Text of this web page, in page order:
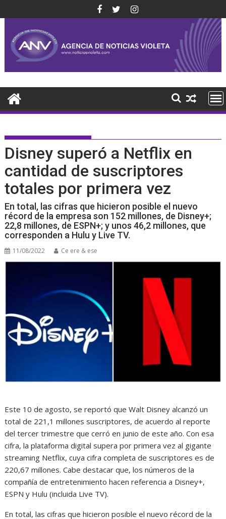
al
contenido
Disney superó a Netflix en
cantidad de suscriptores
totales por primera vez
En total, las cifras que hicieron posible el nuevo
récord de la empresa son 152 millones, de Disney+;
22,8 millones, de ESPN+; y unos 46,2 millones, que
corresponden a Hulu y Live TV.
11/08/2022 Ce ere & ese
Este 10 de agosto, se reportó que Walt Disney alcanzó un
total de 221,1 millones suscriptores, de acuerdo al reporte
del tercer trimestre que cerró en junio de este año. Con esa
cifra, la plataforma digital supera por primera vez al gigante
streaming Netflix, cuya cifra completa de suscriptores es de
220,67 millones. Cabe destacar que, los números de la
compañía de entretenimiento hacen referencia a Disney+,
ESPN y Hulu (incluida Live TV).
En total, las cifras que hicieron posible el nuevo récord de la